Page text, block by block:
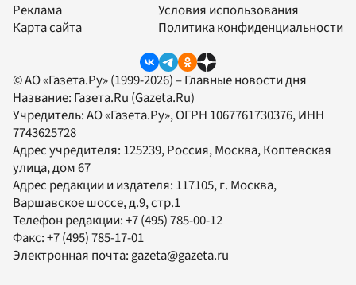
Реклама
Карта сайта
Условия использования
Политика конфиденциальности
© АО «Газета.Ру» (1999-2026) – Главные новости дня
Название: Газета.Ru (Gazeta.Ru)
Учредитель:АО «Газета.Ру», ОГРН 1067761730376, ИНН
7743625728
Адрес учредителя: 125239, Россия, Москва, Коптевская
улица, дом 67
Адрес редакции и издателя: 117105, г. Москва,
Варшавское шоссе, д.9, стр.1
Телефон редакции:+7 (495) 785-00-12
Факс:+7 (495) 785-17-01
Электронная почта: gazeta@gazeta.ru